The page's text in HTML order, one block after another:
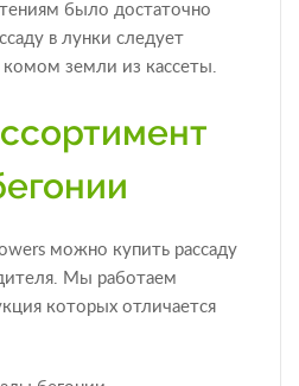
было достаточно
в лунки следует
комом земли из кассеты.
можно купить рассаду
Мы работаем
которых отличается